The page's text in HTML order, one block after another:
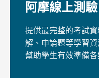
阿摩線上測驗
提供最完整的考試
解、申論題等學習資
幫助學生有效準備各